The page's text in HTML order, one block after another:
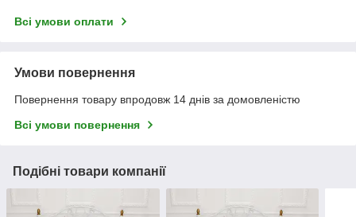
Всі умови оплати
Умови повернення
Повернення товару впродовж 14 днів за домовленістю
Всі умови повернення
Подібні товари компанії